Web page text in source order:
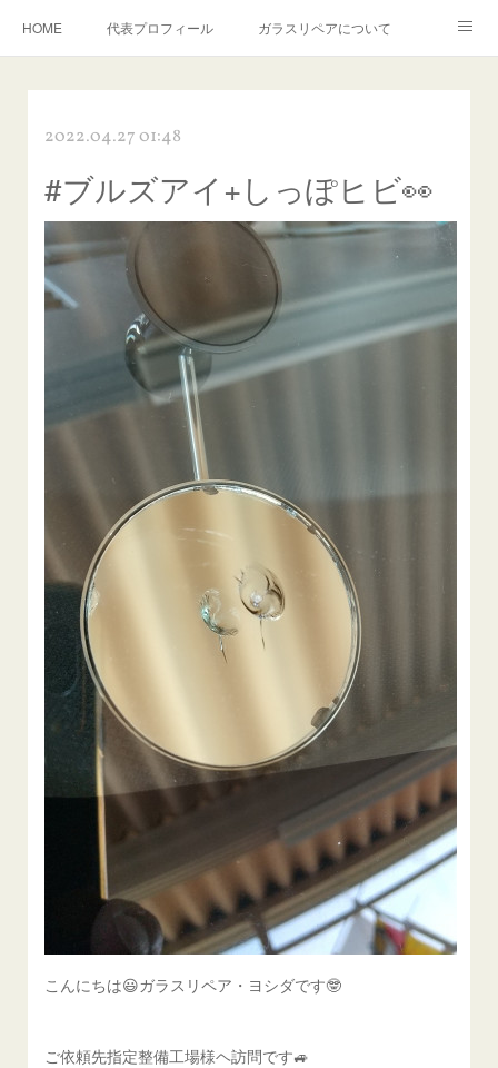
HOME 代表プロフィール ガラスリペアについて
飛び石施工料金について ガラスキズ取り/研磨・磨き・鱗取り
当店へのアクセス 建築ガラスキズ取り・研磨・磨き
【プロ使用】フッ素系ガラストリートメント『アクアペル』
当店の良心的価格の理由について
欧州車モールの白サビやシミを落とす！ ガラスリペア施工価格
飛び石ひび割れでヒビ先が伸びた場合は？
2022.04.27 01:48
#ブルズアイ+しっぽヒビ👀
こんにちは😃ガラスリペア・ヨシダです🤓
ご依頼先指定整備工場様ヘ訪問です🚙